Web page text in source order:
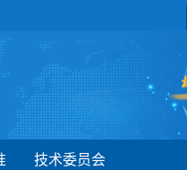
技术委员会